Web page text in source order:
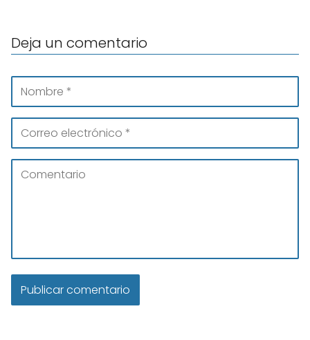
Deja un comentario